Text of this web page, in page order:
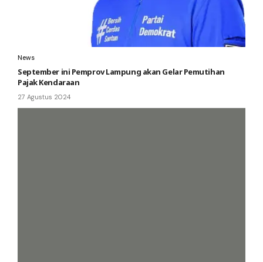
News
September ini Pemprov Lampung akan Gelar Pemutihan
Pajak Kendaraan
27 Agustus 2024